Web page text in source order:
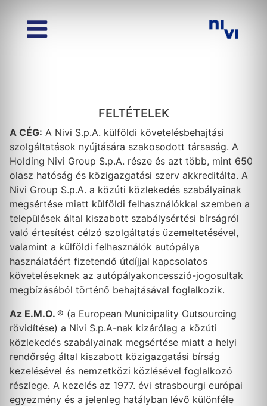
FELTÉTELEK
A CÉG: A Nivi S.p.A. külföldi követelésbehajtási
szolgáltatások nyújtására szakosodott társaság. A
Holding Nivi Group S.p.A. része és azt több, mint 650
olasz hatóság és közigazgatási szerv akkreditálta. A
Nivi Group S.p.A. a közúti közlekedés szabályainak
megsértése miatt külföldi felhasználókkal szemben a
települések által kiszabott szabálysértési bírságról
való értesítést célzó szolgáltatás üzemeltetésével,
valamint a külföldi felhasználók autópálya
használatáért fizetendő útdíjjal kapcsolatos
követeléseknek az autópályakoncesszió-jogosultak
megbízásából történő behajtásával foglalkozik.
Az E.M.O. ® (a European Municipality Outsourcing
rövidítése) a Nivi S.p.A-nak kizárólag a közúti
közlekedés szabályainak megsértése miatt a helyi
rendőrség által kiszabott közigazgatási bírság
kezelésével és nemzetközi közlésével foglalkozó
részlege. A kezelés az 1977. évi strasbourgi európai
egyezmény és a jelenleg hatályban lévő különféle